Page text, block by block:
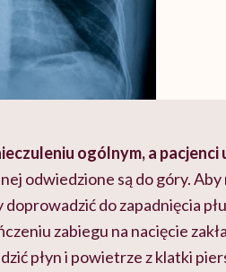
ogólnym, a pacjenci
odwiedzione są do góry.
do zapadnięcia
zabiegu na nacięcie
płyn i powietrze z klatki